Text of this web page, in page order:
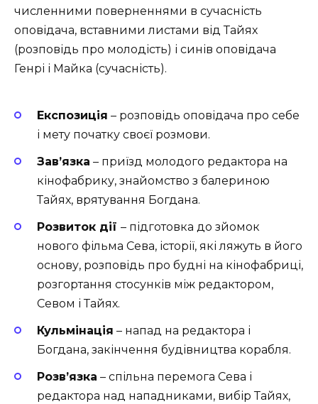
численними поверненнями в сучасність
оповідача, вставними листами від Тайях
(розповідь про молодість) і синів оповідача
Генрі і Майка (сучасність).
Експозиція – розповідь оповідача про себе
і мету початку своєї розмови.
Зав’язка – приїзд молодого редактора на
кінофабрику, знайомство з балериною
Тайях, врятування Богдана.
Розвиток дії – підготовка до зйомок
нового фільма Сева, історії, які ляжуть в його
основу, розповідь про будні на кінофабриці,
розгортання стосунків між редактором,
Севом і Тайях.
Кульмінація – напад на редактора і
Богдана, закінчення будівництва корабля.
Розв’язка – спільна перемога Сева і
редактора над нападниками, вибір Тайях,